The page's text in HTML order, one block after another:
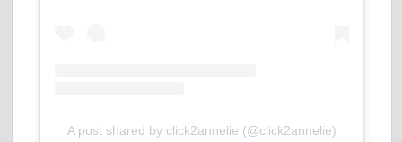
A post shared by click2annelie (@click2annelie)